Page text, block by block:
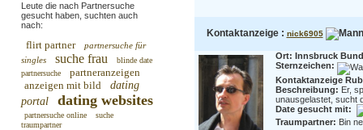
Leute die nach Partnersuche
gesucht haben, suchten auch
nach:
flirt partner
partnersuche für
singles
suche frau
blinde date
partnersuche
partneranzeigen
anzeigen mit bild
dating
portal
dating websites
partnersuche online
suche
traumpartner
Kontaktanzeige : nick6905
Ort: Innsbruck
Sternzeichen:
Kontaktanzeige
Beschreibung: Er,
unausgelastet, sucht
Date gesucht mit:
Traumpartner: Bin